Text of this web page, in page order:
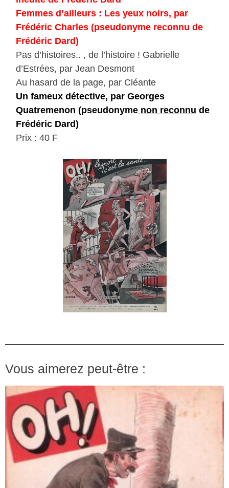
Femmes d’ailleurs : Les yeux noirs, par
Frédéric Charles (pseudonyme reconnu de
Frédéric Dard)
Pas d’histoires.. , de l’histoire ! Gabrielle
d’Estrées, par Jean Desmont
Au hasard de la page, par Cléante
Un fameux détective, par Georges
Quatremenon (pseudonyme non reconnu de
Frédéric Dard)
Prix : 40 F
Vous aimerez peut-être :